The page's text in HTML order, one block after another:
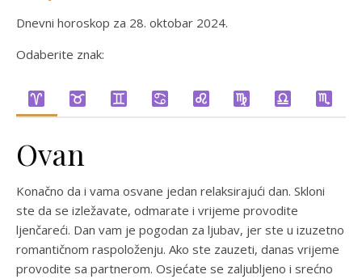
Dnevni horoskop za 28. oktobar 2024.
Odaberite znak:
Ovan
Konačno da i vama osvane jedan relaksirajući dan. Skloni
ste da se izležavate, odmarate i vrijeme provodite
ljenčareći. Dan vam je pogodan za ljubav, jer ste u izuzetno
romantičnom raspoloženju. Ako ste zauzeti, danas vrijeme
provodite sa partnerom. Osjećate se zaljubljeno i srećno